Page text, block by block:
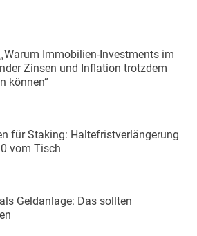
Immobilien-Investments im
Zinsen und Inflation trotzdem
können“
für Staking: Haltefristverlängerung
vom Tisch
Geldanlage: Das sollten